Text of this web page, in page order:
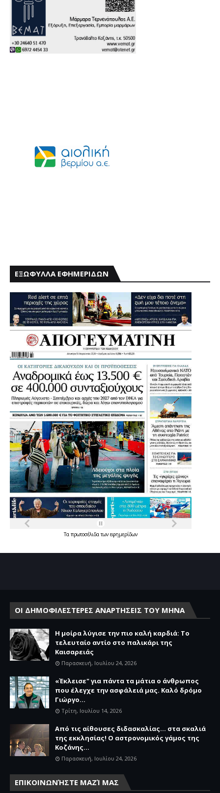
ΕΞΩΦΥΛΛΑ ΕΦΗΜΕΡΙΔΩΝ
Τα πρωτοσέλιδατων εφημερίδων
ΟΙ ΔΗΜΟΦΙΛΕΣΤΕΡΕΣ ΑΝΑΡΤΗΣΕΙΣ ΤΟΥ ΜΗΝΑ
Η μοίρα λύγισε την πιο καλή καρδιά: Το
τελευταίο αντίο στο παλικάρι της
Καισαρειάς
Παρασκευή, Ιουλίου 24, 2026
«Έκλεισε" για πάντα τα μάτια ο άνθρωπος
που έλεγχε την ασφάλειά μας. Καλό δρόμο
Γιώργο...
Τρίτη, Ιουλίου 14, 2026
Από τις αίθουσες διδασκαλίας… στα σκαλιά
της εκκλησίας! Ο αστρονομικός γάμος της
Κοζάνης...
Παρασκευή, Ιουλίου 24, 2026
ΕΠΙΚΟΙΝΩΝΉΣΤΕ ΜΑΖΊ ΜΑΣ